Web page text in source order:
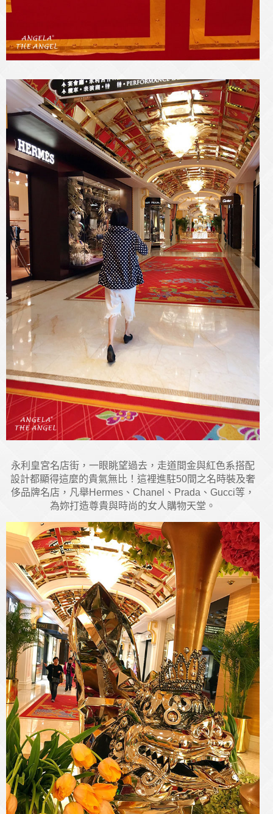
永利皇宮名店街，一眼眺望過去，走道間金與紅色系搭配
設計都顯得這麼的貴氣無比！這裡進駐50間之名時裝及奢
侈品牌名店，凡舉Hermes、Chanel、Prada、Gucci等，
為妳打造尊貴與時尚的女人購物天堂。